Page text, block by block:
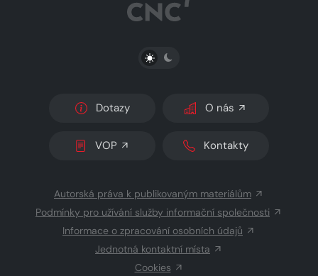
PŘEPNOUT SVĚTLÝ/TMAVÝ REŽIM
Dotazy O nás
VOP Kontakty
Autorská práva k publikovaným materiálům
Podmínky pro užívání služby informační společnosti
Informace o zpracování osobních údajů
Jednotná kontaktní místa
Cookies